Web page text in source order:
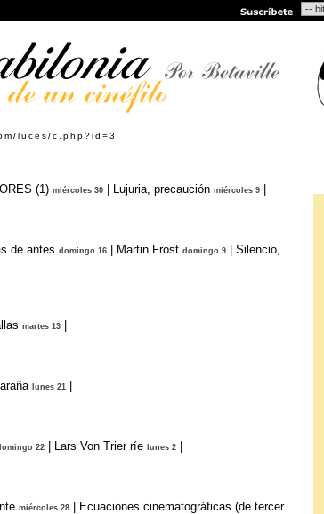
luces/c.php?id=3
(1) miércoles 30 Lujuria, precaución miércoles 9
de antes domingo 16 Martin Frost domingo 9
Silencio,
martes 13
lunes 21
22 Lars Von Trier ríe lunes 2
miércoles 28
Ecuaciones cinematográficas (de tercer